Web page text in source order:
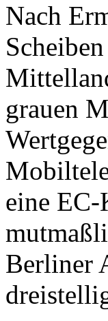
Nach
grauen
eine EC-
Berliner